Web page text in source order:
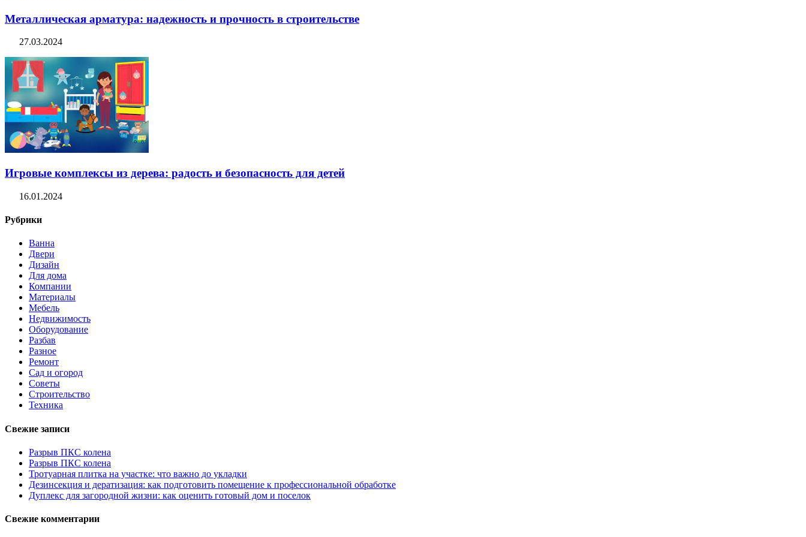
Металлическая арматура: надежность и прочность в строительстве
27.03.2024
Игровые комплексы из дерева: радость и безопасность для детей
16.01.2024
Рубрики
Ванна
Двери
Дизайн
Для дома
Компании
Материалы
Мебель
Недвижимость
Оборудование
Разбав
Разное
Ремонт
Сад и огород
Советы
Строительство
Техника
Свежие записи
Разрыв ПКС колена
Разрыв ПКС колена
Тротуарная плитка на участке: что важно до укладки
Дезинсекция и дератизация: как подготовить помещение к профессиональной обработке
Дуплекс для загородной жизни: как оценить готовый дом и поселок
Свежие комментарии